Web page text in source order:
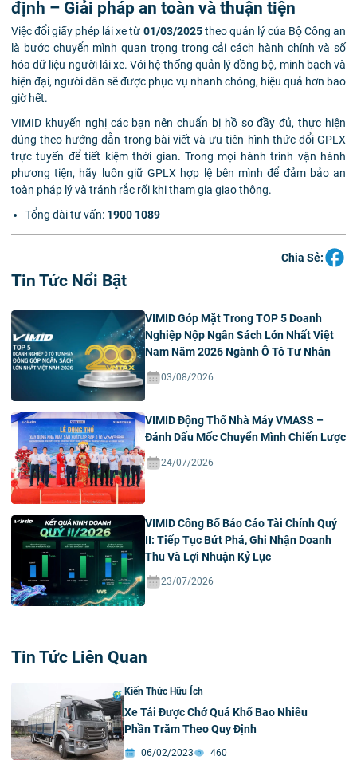
định – Giải pháp an toàn và thuận tiện
Việc đổi giấy phép lái xe từ 01/03/2025theo quản lý của Bộ Công an
là bước chuyển mình quan trọng trong cải cách hành chính và số
hóa dữ liệu người lái xe. Với hệ thống quản lý đồng bộ, minh bạch và
hiện đại, người dân sẽ được phục vụ nhanh chóng, hiệu quả hơn bao
giờ hết.
VIMID khuyến nghị các bạn nên chuẩn bị hồ sơ đầy đủ, thực hiện
đúng theo hướng dẫn trong bài viết và ưu tiên hình thức đổi GPLX
trực tuyến để tiết kiệm thời gian. Trong mọi hành trình vận hành
phương tiện, hãy luôn giữ GPLX hợp lệ bên mình để đảm bảo an
toàn pháp lý và tránh rắc rối khi tham gia giao thông.
Tổng đài tư vấn: 1900 1089
Chia Sẻ:
Tin Tức Nổi Bật
VIMID Góp Mặt Trong TOP 5 Doanh
Nghiệp Nộp Ngân Sách Lớn Nhất Việt
Nam Năm 2026 Ngành Ô Tô Tư Nhân
03/08/2026
VIMID Động Thổ Nhà Máy VMASS –
Đánh Dấu Mốc Chuyển Mình Chiến Lược
24/07/2026
VIMID Công Bố Báo Cáo Tài Chính Quý
II: Tiếp Tục Bứt Phá, Ghi Nhận Doanh
Thu Và Lợi Nhuận Kỷ Lục
23/07/2026
Tin Tức Liên Quan
Kiến Thức Hữu Ích
Xe Tải Được Chở Quá Khổ Bao Nhiêu
Phần Trăm Theo Quy Định
06/02/2023 460